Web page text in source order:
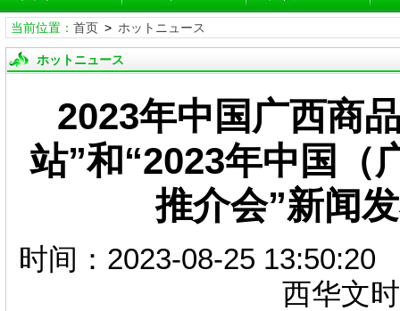
当前位置： 首页> ホットニュース
ホットニュース
2023年中国广西商
站”和“2023年中国（
推介会”新闻
时间：2023-08-25
西华文